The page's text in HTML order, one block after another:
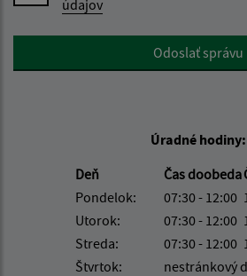
údajov
Google reCaptcha ResponseOdoslať správu
Úradné hodiny:
Deň
Čas doobeda
Pondelok:
07:30 - 12:00
Utorok:
07:30 - 12:00
Streda:
07:30 - 12:00
Štvrtok:
nestránkový